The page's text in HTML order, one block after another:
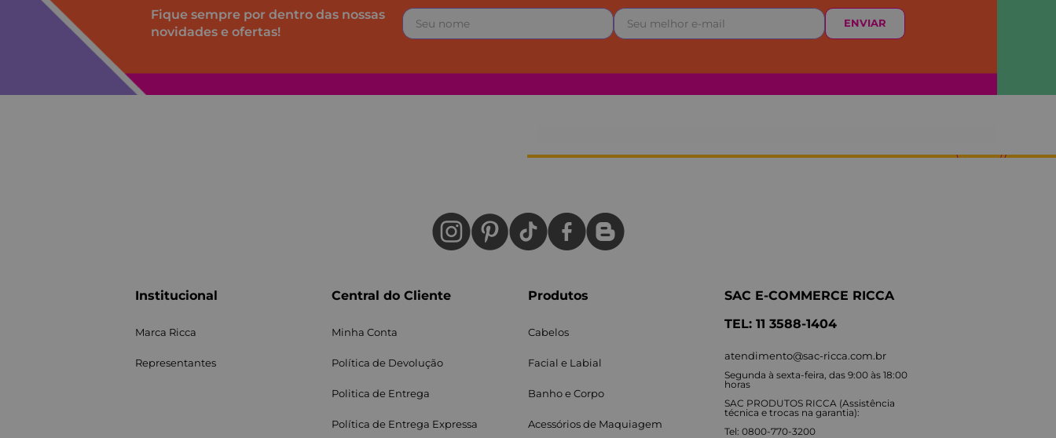
Fique sempre por dentro das nossas
novidades e ofertas!
ENVIAR
Institucional
Marca Ricca
Representantes
Central do Cliente
Minha Conta
Política de Devolução
Politica de Entrega
Política de Entrega Expressa
Produtos
Cabelos
Facial e Labial
Banho e Corpo
Acessórios de Maquiagem
SAC E-COMMERCE RICCA
TEL: 11 3588-1404
atendimento@sac-ricca.com.br
Segunda à sexta-feira, das 9:00 às 18:00
horas
SAC PRODUTOS RICCA (Assistência
técnica e trocas na garantia):
Tel: 0800-770-3200